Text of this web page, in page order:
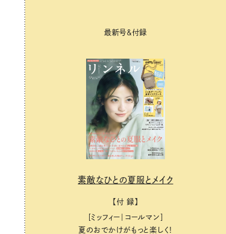
最新号＆付録
素敵なひとの夏服とメイク
【付 録】
［ミッフィー｜コールマン］
夏のおでかけがもっと楽しく！